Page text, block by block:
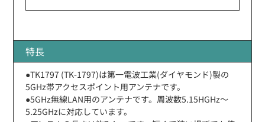
特長
●TK1797 (TK-1797)は第一電波工業(ダイヤモンド)製の
5GHz帯アクセスポイント用アンテナです。
●5GHz無線LAN用のアンテナです。周波数5.15HGHz〜
5.25GHzに対応しています。